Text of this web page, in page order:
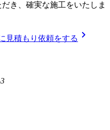
き、確実な施工をいたしま
見積もり依頼をする chevron_right